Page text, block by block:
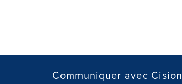
Communiquer avec Cision